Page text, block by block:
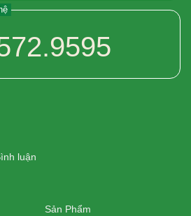
luận
Sản Phẩm